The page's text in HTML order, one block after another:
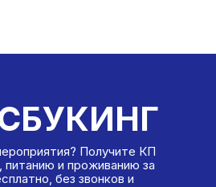
Получите КП
и проживанию за
без звонков и